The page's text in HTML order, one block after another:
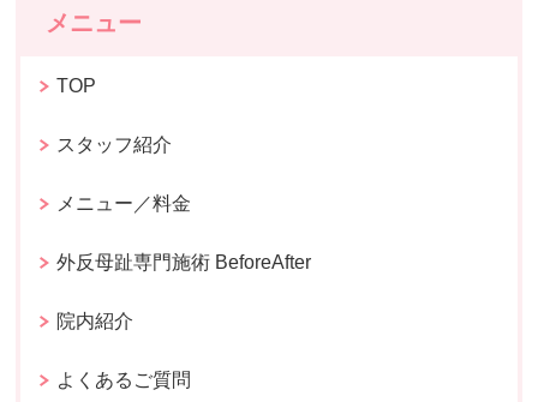
メニュー
TOP
スタッフ紹介
メニュー／料金
外反母趾専門施術 BeforeAfter
院内紹介
よくあるご質問